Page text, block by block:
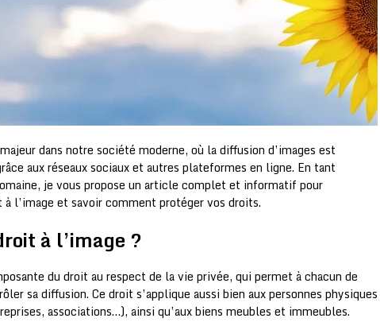
dans notre société moderne, où la diffusion d’images est
aux réseaux sociaux et autres plateformes en ligne. En tant
je vous propose un article complet et informatif pour
l’image et savoir comment protéger vos droits.
à l’image ?
du droit au respect de la vie privée, qui permet à chacun de
sa diffusion. Ce droit s’applique aussi bien aux personnes physiques
associations…), ainsi qu’aux biens meubles et immeubles.